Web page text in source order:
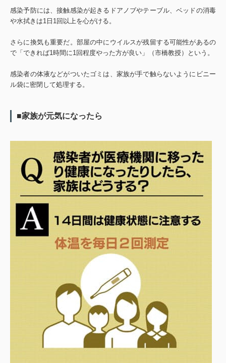
感染予防には、接触感染が起きるドアノブやテーブル、ベッドの消毒
や水拭きは1日1回以上を心がける。
さらに換気も重要だ。部屋の中にウイルスが残留する可能性があるの
で「できれば1時間に1回程度やった方が良い」（市橋教授）という。
感染者の体液などがついたゴミは、家族が手で触らないようにビニー
ル袋に密閉して処理する。
■家族が元気になったら